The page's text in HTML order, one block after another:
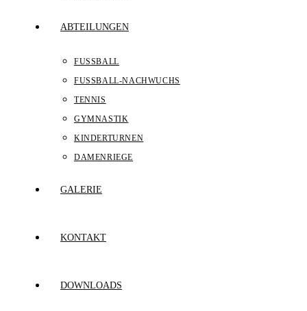
ABTEILUNGEN
FUSSBALL
FUSSBALL-NACHWUCHS
TENNIS
GYMNASTIK
KINDERTURNEN
DAMENRIEGE
GALERIE
KONTAKT
DOWNLOADS